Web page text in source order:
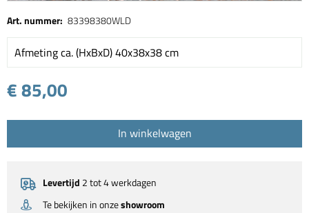
Art. nummer: 83398380WLD
Afmeting ca. (HxBxD) 40x38x38 cm
€ 85,00
In winkelwagen
Levertijd 2 tot 4 werkdagen
Te bekijken in onzeshowroom